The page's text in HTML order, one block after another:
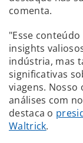
comenta.
"Esse
insights
indústria, mas
significativas
viagens.
análises com
destaca o
Waltrick.